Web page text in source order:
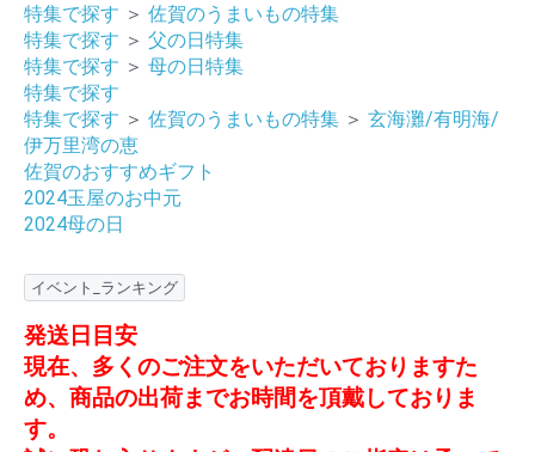
特集で探す ＞ 佐賀のうまいもの特集
特集で探す ＞ 父の日特集
特集で探す ＞ 母の日特集
特集で探す
特集で探す ＞ 佐賀のうまいもの特集 ＞ 玄海灘/有明海/
伊万里湾の恵
佐賀のおすすめギフト
2024玉屋のお中元
2024母の日
イベント_ランキング
発送日目安
現在、多くのご注文をいただいておりますた
め、商品の出荷までお時間を頂戴しておりま
す。